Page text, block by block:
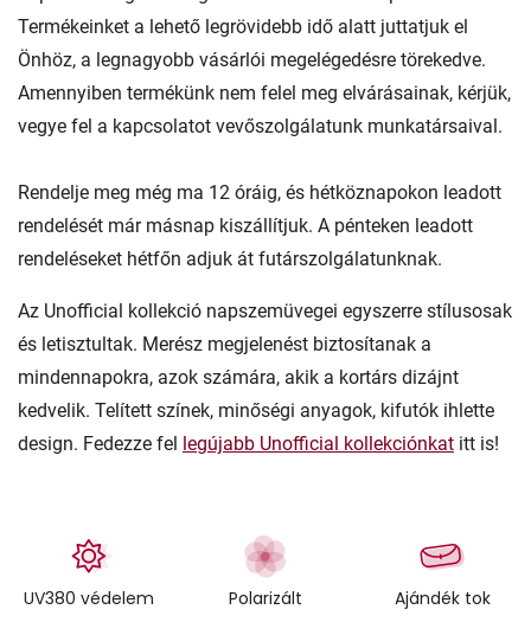
Termékeinket a lehető legrövidebb idő alatt juttatjuk el
Önhöz, a legnagyobb vásárlói megelégedésre törekedve.
Amennyiben termékünk nem felel meg elvárásainak, kérjük,
vegye fel a kapcsolatot vevőszolgálatunk munkatársaival.
Rendelje meg még ma 12 óráig, és hétköznapokon leadott
rendelését már másnap kiszállítjuk. A pénteken leadott
rendeléseket hétfőn adjuk át futárszolgálatunknak.
Az Unofficial kollekció napszemüvegei egyszerre stílusosak
és letisztultak. Merész megjelenést biztosítanak a
mindennapokra, azok számára, akik a kortárs dizájnt
kedvelik. Telített színek, minőségi anyagok, kifutók ihlette
design. Fedezze fel legújabb Unofficial kollekciónkat itt is!
UV380 védelem Polarizált Ajándék tok